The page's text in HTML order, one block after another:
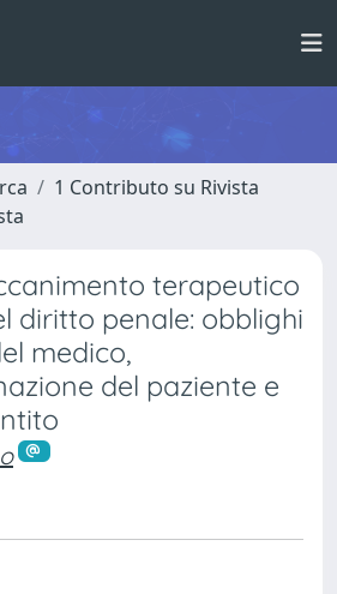
1 Contributo su Rivista
terapeutico
diritto penale: obblighi
medico,
del paziente e